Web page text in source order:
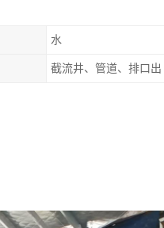
水
截流井、管道、排口出